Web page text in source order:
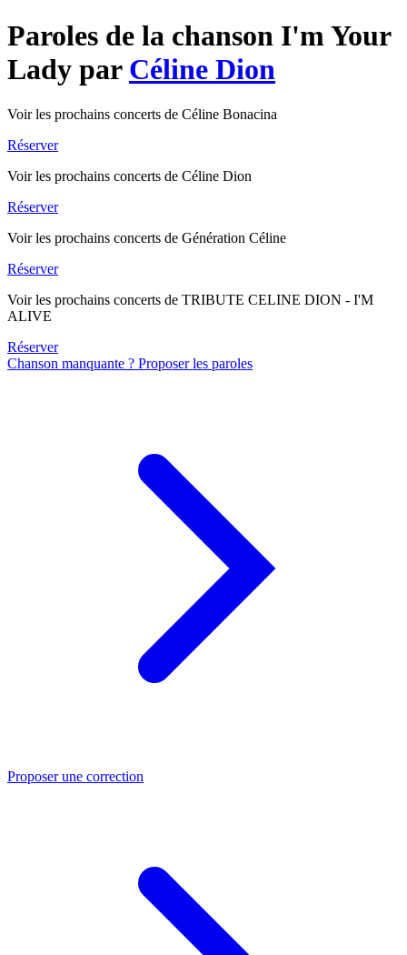
Paroles de la chanson I'm Your
Lady par Céline Dion
Voir les prochains concerts de Céline Bonacina
Réserver
Voir les prochains concerts de Céline Dion
Réserver
Voir les prochains concerts de Génération Céline
Réserver
Voir les prochains concerts de TRIBUTE CELINE DION - I'M
ALIVE
Réserver
Chanson manquante ? Proposer les paroles
Proposer une correction